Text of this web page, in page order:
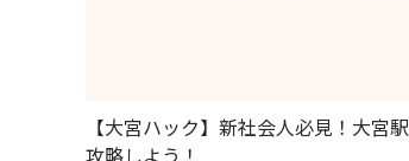
【大宮ハック】新社会人必見！大宮
攻略しよう！